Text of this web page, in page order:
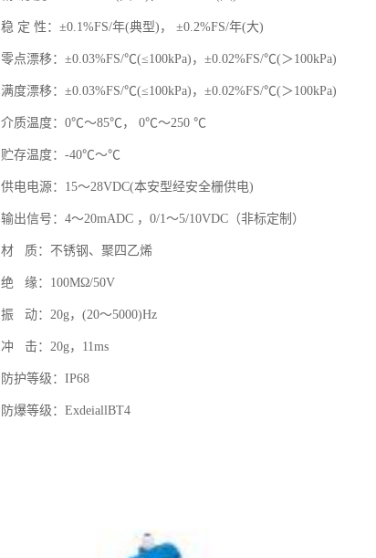
稳 定 性：±0.1%FS/年(典型)， ±0.2%FS/年(大)
零点漂移：±0.03%FS/℃(≤100kPa)，±0.02%FS/℃(＞100kPa)
满度漂移：±0.03%FS/℃(≤100kPa)，±0.02%FS/℃(＞100kPa)
介质温度：0℃～85℃， 0℃～250 ℃
贮存温度：-40℃～℃
供电电源：15～28VDC(本安型经安全栅供电)
输出信号：4～20mADC ，0/1～5/10VDC（非标定制）
材 质：不锈钢、聚四乙烯
绝 缘：100MΩ/50V
振 动：20g，(20～5000)Hz
冲 击：20g，11ms
防护等级：IP68
防爆等级：ExdeiallBT4